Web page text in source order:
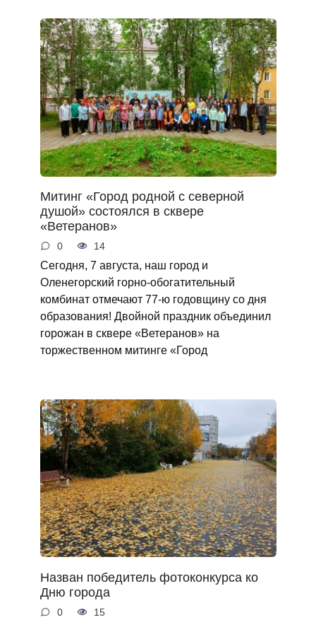
Митинг «Город родной с северной
душой» состоялся в сквере
«Ветеранов»
0 14
Сегодня, 7 августа, наш город и
Оленегорский горно‑обогатительный
комбинат отмечают 77‑ю годовщину со дня
образования! Двойной праздник объединил
горожан в сквере «Ветеранов» на
торжественном митинге «Город
Назван победитель фотоконкурса ко
Дню города
0 15